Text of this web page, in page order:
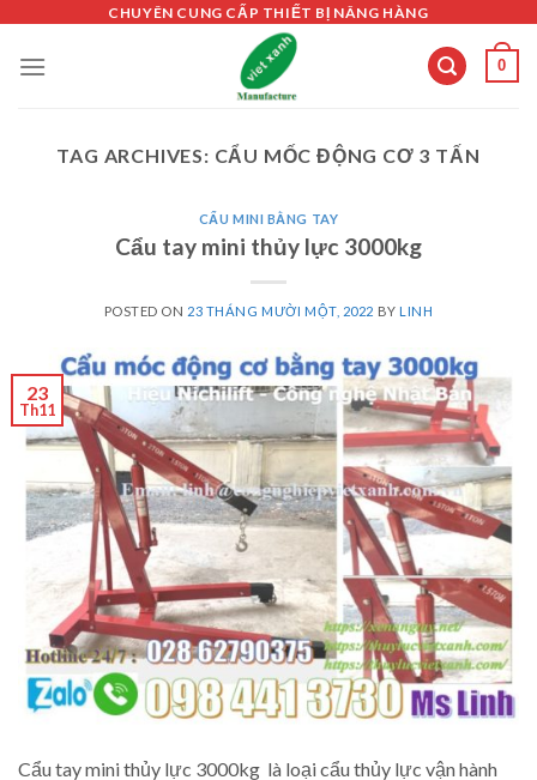
content
CHUYÊN CUNG CẤP THIẾT BỊ NÂNG HÀNG
0
TAG ARCHIVES: CẨU MỐC ĐỘNG CƠ 3 TẤN
CẨU MINI BẰNG TAY
Cẩu tay mini thủy lực 3000kg
POSTED ON 23 THÁNG MƯỜI MỘT, 2022 BYLINH
23
Th11
Cẩu tay mini thủy lực 3000kg là loại cẩu thủy lực vận hành